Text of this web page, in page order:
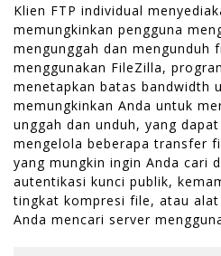
Klien FTP individual
memungkinkan pengguna
mengunggah dan mengunduh
menggunakan FileZilla,
menetapkan batas bandwidth
memungkinkan Anda untuk
unggah dan unduh, yang
mengelola beberapa transfer
yang mungkin ingin Anda cari
autentikasi kunci publik,
tingkat kompresi file, atau alat
Anda mencari server